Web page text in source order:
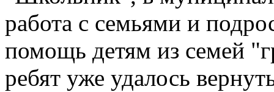
работа с семьями и
помощь детям из семей
ребят уже удалось